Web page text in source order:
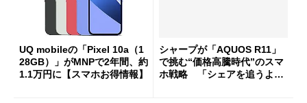
UQ mobileの「Pixel 10a（1
28GB）」がMNPで2年間、約
1.1万円に【スマホお得情報】
シャープが「AQUOS R11」
で挑む“価格高騰時代”のスマ
ホ戦略 「シェアを追うより